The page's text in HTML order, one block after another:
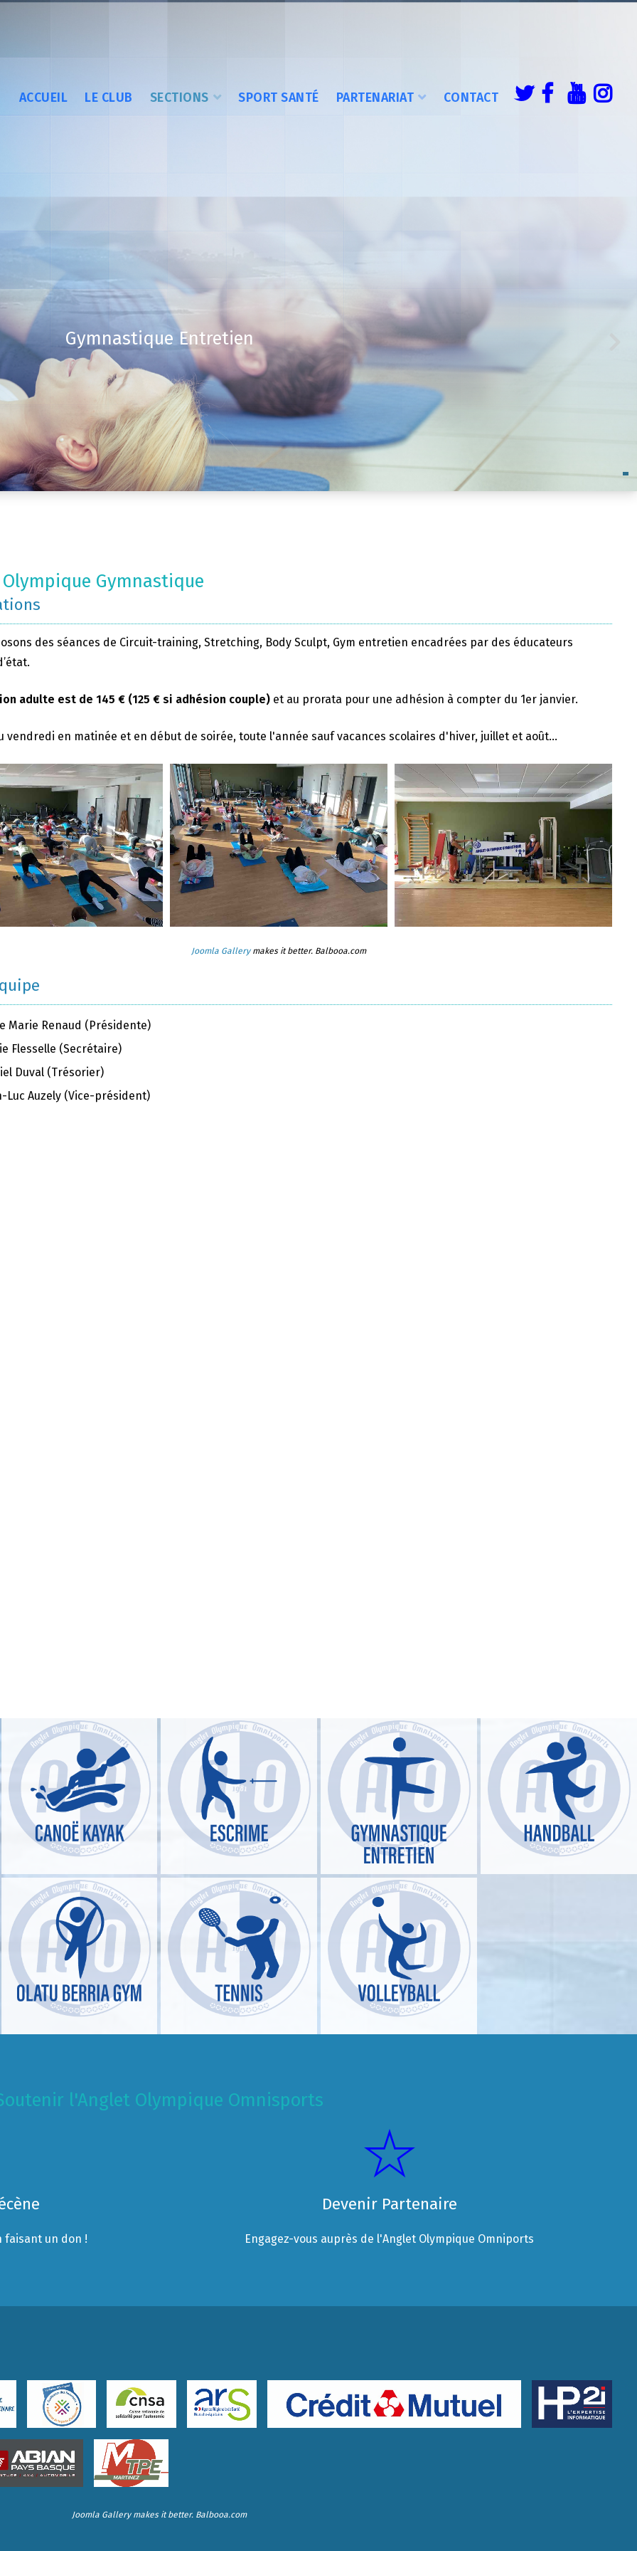
ACCUEIL LE CLUB SECTIONS SPORT SANTÉ PARTENARIAT CONTACT
Gymnastique Entretien
Gymnastique
des séances de Circuit-training, Stretching, Body Sculpt, Gym entretien encadrées par des éducateurs
adulte est de 145 € (125 € si adhésion couple) et au prorata pour une adhésion à compter du 1er janvier.
vendredi en matinée et en début de soirée, toute l'année sauf vacances scolaires d'hiver, juillet et août...
Joomla Gallerymakes it better. Balbooa.com
Marie Renaud (Présidente)
Flesselle (Secrétaire)
Duval (Trésorier)
Luc Auzely (Vice-président)
l'Anglet Olympique Omnisports
faisant un don !
Devenir Partenaire
Engagez-vous auprès de l'Anglet Olympique Omniports
Joomla Gallerymakes it better. Balbooa.com